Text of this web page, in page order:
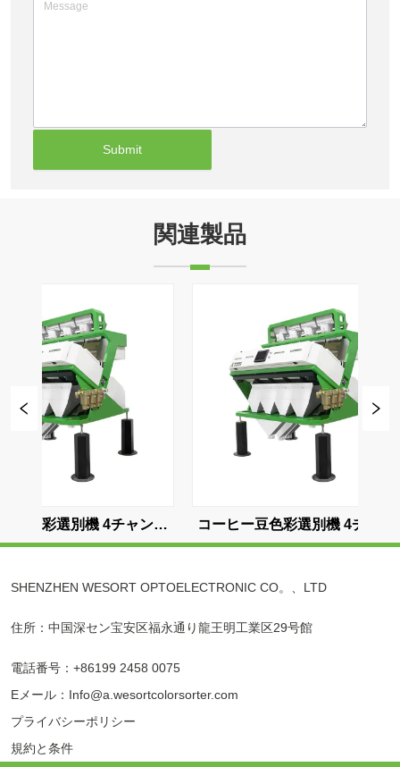
Submit
関連製品
ヒー豆色彩選別機 4チャンネ
ル
コーヒー豆選別機 5チャ
SHENZHEN WESORT OPTOELECTRONIC CO。、LTD
住所：中国深セン宝安区福永通り龍王明工業区29号館
電話番号：+86199 2458 0075
Eメール：Info@a.wesortcolorsorter.com
プライバシーポリシー
規約と条件